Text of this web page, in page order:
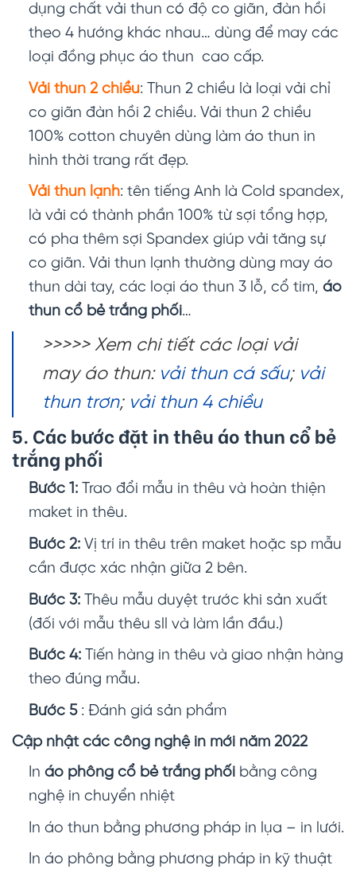
dụng chất vải thun có độ co giãn, đàn hồi
theo 4 hướng khác nhau… dùng để may các
loại đồng phục áo thun cao cấp.
Vải thun 2 chiều: Thun 2 chiều là loại vải chỉ
co giãn đàn hồi 2 chiều. Vải thun 2 chiều
100% cotton chuyên dùng làm áo thun in
hình thời trang rất đẹp.
Vải thun lạnh: tên tiếng Anh là Cold spandex,
là vải có thành phần 100% từ sợi tổng hợp,
có pha thêm sợi Spandex giúp vải tăng sự
co giãn. Vải thun lạnh thường dùng may áo
thun dài tay, các loại áo thun 3 lỗ, cổ tim, áo
thun cổ bẻ trắng phối…
>>>>> Xem chi tiết các loại vải
may áo thun: vải thun cá sấu; vải
thun trơn; vải thun 4 chiều
5. Các bước đặt in thêuáo thun cổ bẻ
trắng phối
Bước 1:Trao đổi mẫu in thêu và hoàn thiện
maket in thêu.
Bước 2:Vị trí in thêu trên maket hoặc sp mẫu
cần được xác nhận giữa 2 bên.
Bước 3:Thêu mẫu duyệt trước khi sản xuất
(đối với mẫu thêu sll và làm lần đầu.)
Bước 4:Tiến hàng in thêu và giao nhận hàng
theo đúng mẫu.
Bước 5: Đánh giá sản phẩm
Cập nhật các công nghệ in mới năm 2022
In áo phông cổ bẻ trắng phốibằng công
nghệ in chuyển nhiệt
In áo thun bằng phương pháp in lụa – in lưới.
In áo phông bằng phương pháp in kỹ thuật